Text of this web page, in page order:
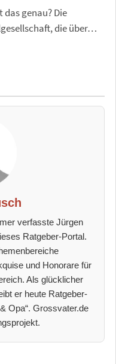
das genau? Die
die über…
verfasste Jürgen
Ratgeber-Portal.
und Honorare für
Als glücklicher
er heute Ratgeber-
Opa“. Grossvater.de